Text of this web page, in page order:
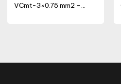
VCmt-3×0.75 mm2 –